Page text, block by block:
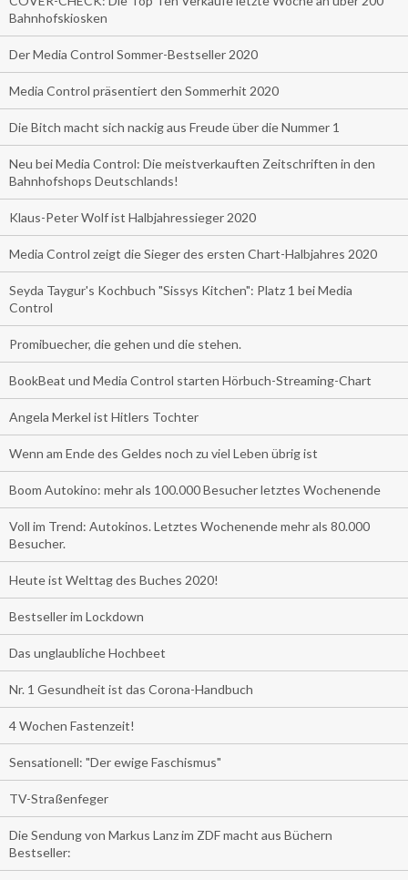
Bahnhofskiosken
Der Media Control Sommer-Bestseller 2020
Media Control präsentiert den Sommerhit 2020
Die Bitch macht sich nackig aus Freude über die Nummer 1
Neu bei Media Control: Die meistverkauften Zeitschriften in den
Bahnhofshops Deutschlands!
Klaus-Peter Wolf ist Halbjahressieger 2020
Media Control zeigt die Sieger des ersten Chart-Halbjahres 2020
Seyda Taygur's Kochbuch "Sissys Kitchen": Platz 1 bei Media
Control
Promibuecher, die gehen und die stehen.
BookBeat und Media Control starten Hörbuch-Streaming-Chart
Angela Merkel ist Hitlers Tochter
Wenn am Ende des Geldes noch zu viel Leben übrig ist
Boom Autokino: mehr als 100.000 Besucher letztes Wochenende
Voll im Trend: Autokinos. Letztes Wochenende mehr als 80.000
Besucher.
Heute ist Welttag des Buches 2020!
Bestseller im Lockdown
Das unglaubliche Hochbeet
Nr. 1 Gesundheit ist das Corona-Handbuch
4 Wochen Fastenzeit!
Sensationell: "Der ewige Faschismus"
TV-Straßenfeger
Die Sendung von Markus Lanz im ZDF macht aus Büchern
Bestseller: